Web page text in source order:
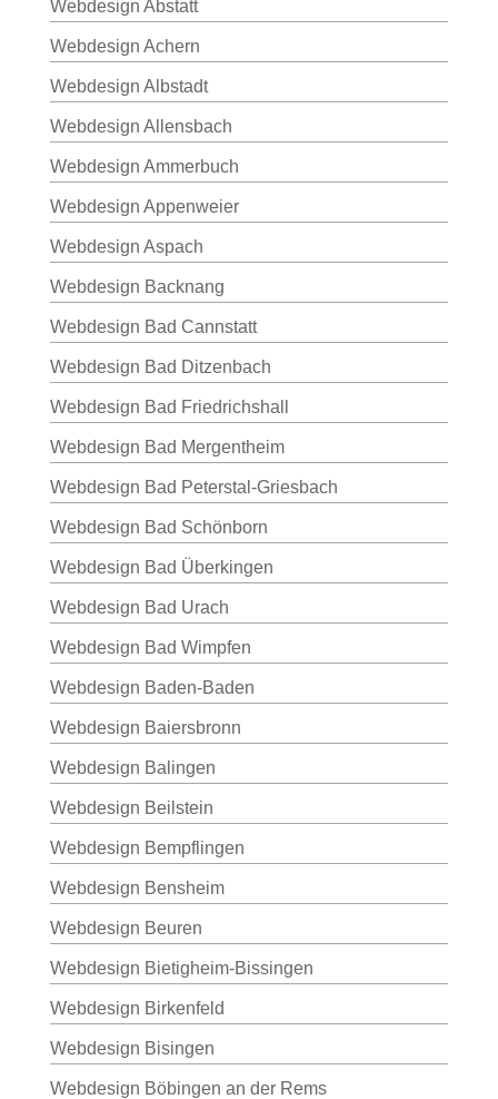
Webdesign Abstatt
Webdesign Achern
Webdesign Albstadt
Webdesign Allensbach
Webdesign Ammerbuch
Webdesign Appenweier
Webdesign Aspach
Webdesign Backnang
Webdesign Bad Cannstatt
Webdesign Bad Ditzenbach
Webdesign Bad Friedrichshall
Webdesign Bad Mergentheim
Webdesign Bad Peterstal-Griesbach
Webdesign Bad Schönborn
Webdesign Bad Überkingen
Webdesign Bad Urach
Webdesign Bad Wimpfen
Webdesign Baden-Baden
Webdesign Baiersbronn
Webdesign Balingen
Webdesign Beilstein
Webdesign Bempflingen
Webdesign Bensheim
Webdesign Beuren
Webdesign Bietigheim-Bissingen
Webdesign Birkenfeld
Webdesign Bisingen
Webdesign Böbingen an der Rems